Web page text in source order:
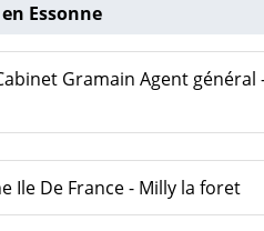
Essonne
Gramain Agent général
Ile De France - Milly la foret